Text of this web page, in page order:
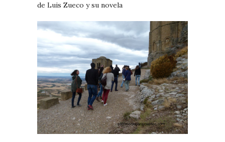
de Luis Zueco y su novela